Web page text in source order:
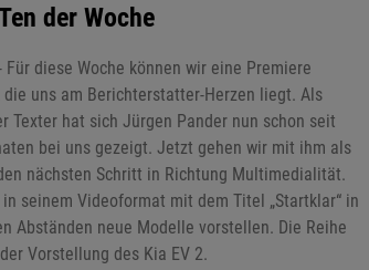
der Woche
Für diese Woche können wir eine Premiere
die uns am Berichterstatter-Herzen liegt. Als
Texter hat sich Jürgen Pander nun schon seit
bei uns gezeigt. Jetzt gehen wir mit ihm als
nächsten Schritt in Richtung Multimedialität.
seinem Videoformat mit dem Titel „Startklar“ in
Abständen neue Modelle vorstellen. Die Reihe
Vorstellung des Kia EV 2.